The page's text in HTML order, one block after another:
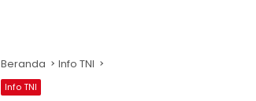
Beranda Info TNI
Info TNI